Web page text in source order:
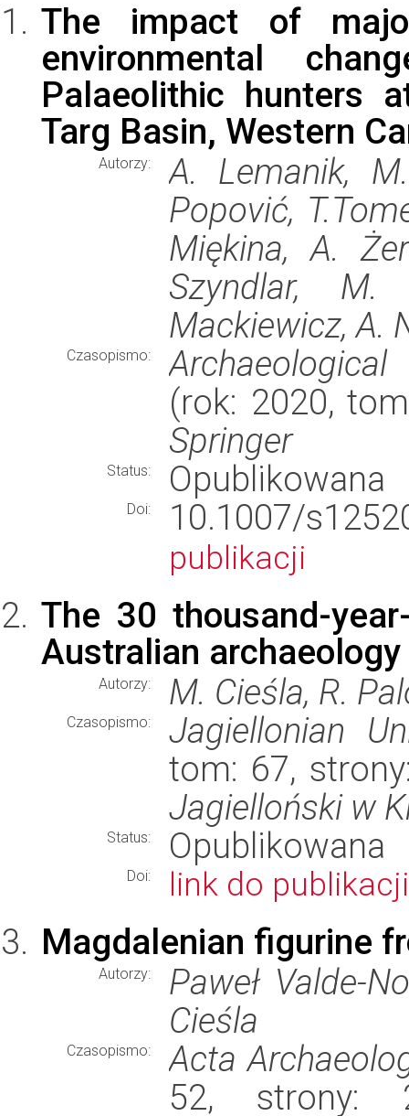
The impact of
environmental
Palaeolithic hunters
Targ Basin, Western
Autorzy:
A. Lemanik,
Popović,
Miękina, A.
Szyndlar, M.
Mackiewicz, A.
Czasopismo:
(rok: 2020,
Springer
Status: Opublikowana
Doi: 10.1007/
publikacji
The 30 thousand-
Australian archaeology
Autorzy: M. Cieśla, R.
Czasopismo:
Jagiellonian
tom: 67,
Jagielloński w
Status: Opublikowana
Doi: link do publikacji
Magdalenian figurine
Autorzy:
Paweł Valde-
Cieśla
Czasopismo:
Acta
52, strony: